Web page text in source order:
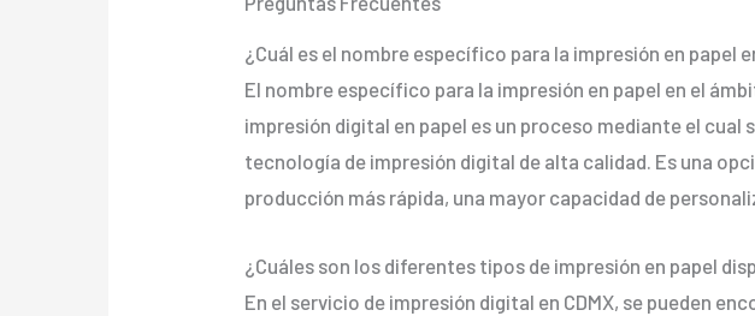
¿Cuál es el nombre específico para la impresión en papel
El nombre específico para la impresión en papel en el
impresión digital en papel es un proceso mediante el
tecnología de impresión digital de alta calidad. Es una
producción más rápida, una mayor capacidad de
¿Cuáles son los diferentes tipos de impresión en papel
En el servicio de impresión digital en CDMX, se pueden